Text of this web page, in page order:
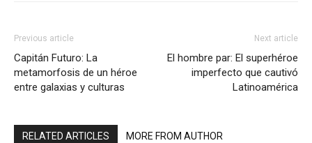
Previous article
Capitán Futuro: La
metamorfosis de un héroe
entre galaxias y culturas
Next article
El hombre par: El superhéroe
imperfecto que cautivó
Latinoamérica
RELATED ARTICLES MORE FROM AUTHOR